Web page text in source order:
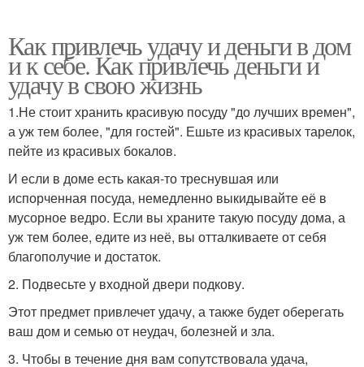
Как привлечь удачу и деньги в дом
и к себе. Как привлечь деньги и
удачу в свою жизнь
1.Не стоит хранить красивую посуду "до лучших времен",
а уж тем более, "для гостей". Ешьте из красивых тарелок,
пейте из красивых бокалов.
И если в доме есть какая-то треснувшая или
испорченная посуда, немедленно выкидывайте её в
мусорное ведро. Если вы храните такую посуду дома, а
уж тем более, едите из неё, вы отталкиваете от себя
благополучие и достаток.
2. Подвесьте у входной двери подкову.
Этот предмет привлечет удачу, а также будет оберегать
ваш дом и семью от неудач, болезней и зла.
3. Чтобы в течение дня вам сопутствовала удача,